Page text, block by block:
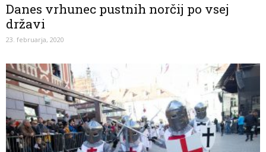
Danes vrhunec pustnih norčij po vsej
državi
23. februarja, 2020